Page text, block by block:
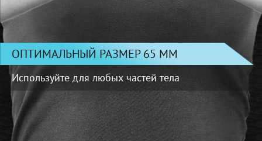
ОПТИМАЛЬНЫЙ РАЗМЕР 65 ММ
Используйте для любых частей тела